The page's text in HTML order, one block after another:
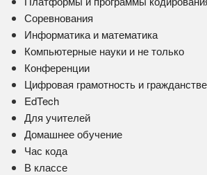
Соревнования
Информатика и математика
Компьютерные науки и не только
Конференции
Цифровая грамотность и
EdTech
Для учителей
Домашнее обучение
Час кода
В классе